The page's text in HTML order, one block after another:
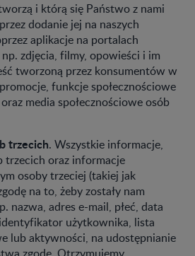
i którą się Państwo z nami
dodanie jej na naszych
aplikacje na portalach
zdjęcia, filmy, opowieści i im
tworzoną przez konsumentów w
funkcje społecznościowe
media społecznościowe osób
trzecich. Wszystkie informacje,
trzecich oraz informacje
osoby trzeciej (takiej jak
na to, żeby zostały nam
nazwa, adres e-mail, płeć, data
użytkownika, lista
lub aktywności, na udostępnianie